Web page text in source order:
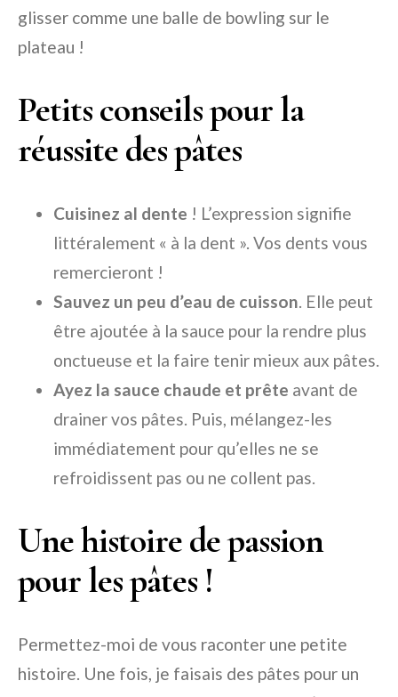
glisser comme une balle de bowling sur le
plateau !
Petits conseils pour la
réussite des pâtes
Cuisinez al dente ! L’expression signifie
littéralement « à la dent ». Vos dents vous
remercieront !
Sauvez un peu d’eau de cuisson. Elle peut
être ajoutée à la sauce pour la rendre plus
onctueuse et la faire tenir mieux aux pâtes.
Ayez la sauce chaude et prête avant de
drainer vos pâtes. Puis, mélangez-les
immédiatement pour qu’elles ne se
refroidissent pas ou ne collent pas.
Une histoire de passion
pour les pâtes !
Permettez-moi de vous raconter une petite
histoire. Une fois, je faisais des pâtes pour un